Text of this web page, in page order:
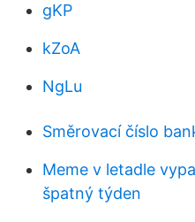
gKP
kZoA
NgLu
Směrovací číslo
Meme v letadle
špatný týden